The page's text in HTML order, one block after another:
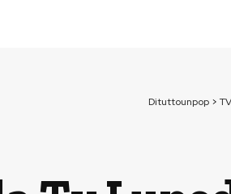
Dituttounpop > TV